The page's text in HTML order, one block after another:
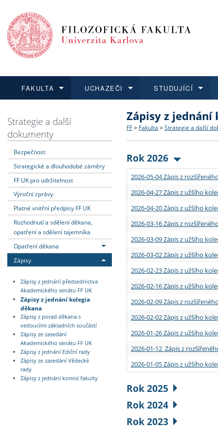
FAKULTA
Dozvědět se více
Struktura a historie
Strategie a další
Podpora a benefity pro
Absolventi fakulty
UCHAZEČI
Podat přihlášku
Co studovat a jak se
Učitelské studijní
Informace k průběhu
STUDUJÍCÍ
Dozvědět se více
Bakalářské a magisterské
Doktorské studium
Rigorózní řízení
Dozvědět se více
O vědě a výzkumu na FF
Akademické kvalifikace
Granty a projekty
Dozvědět se více
Aktuální nabídky a
Vyjíždějící studenti
Přijíždějící studenti
Vyjíždějící zaměstnanci
Strategie a další
dokumenty
Bezpečnost
Strategické a dlouhodobé záměry
FF UK pro udržitelnost
Výroční zprávy
Platné vnitřní předpisy FF UK
Rozhodnutí a sdělení děkana,
opatření a sdělení tajemníka
Opatření děkana
Zápisy
Zápisy z jednání předsednictva
Akademického senátu FF UK
Zápisy z jednání kolegia
děkana
Zápisy z porad děkana s
vedoucími základních součástí
Zápisy ze zasedání
Akademického senátu FF UK
Zápisy z jednání Ediční rady
Zápisy ze zasedání Vědecké
rady
Zápisy z jednání komisí fakulty
Zápisy z jednání
FF > Fakulta > Strategie a další
Rok 2026
2026-05-04 Zápis z
2026-04-27 Zápis z užšího
2026-04-20 Zápis z užšího
2026-03-16 Zápis z
2026-03-09 Zápis z užšího
2026-03-02 Zápis z užšího
2026-02-23 Zápis z užšího
2026-02-16 Zápis z užšího
2026-02-09 Zápis z
2026-02-02 Zápis z užšího
2026-01-26 Zápis z užšího
2026-01-12 Zápis z
2026-01-05 Zápis z užšího
Rok 2025
Rok 2024
Rok 2023